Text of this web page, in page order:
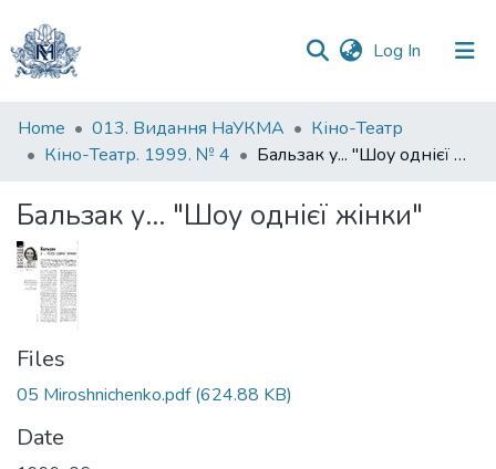
Log In (current)
Communities
&
All of DSpace
Statistics
Home 013. Видання НаУКМА
Кіно-Театр
Кіно-Театр. 1999. № 4
Бальзак у... "Шоу однієї жінки"
Бальзак у... "Шоу однієї жінки"
Files
05 Miroshnichenko.pdf(624.88 KB)
Date